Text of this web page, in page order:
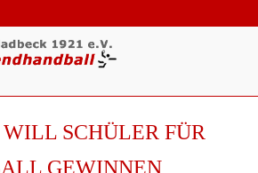
SCHÜLER FÜR
GEWINNEN